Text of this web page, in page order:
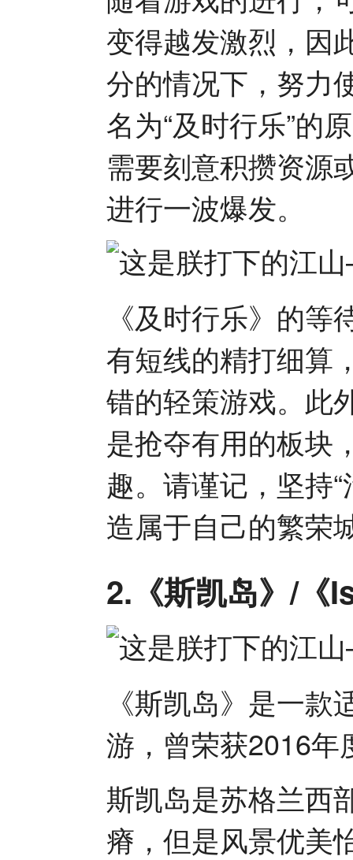
变得越发激烈，因
分的情况下，努力
名为“及时行乐”
需要刻意积攒资源
进行一波爆发。
《及时行乐》的
有短线的精打细算
错的轻策游戏。此
是抢夺有用的板块
趣。请谨记，坚持
造属于自己的繁荣
2.《斯凯岛》/《
《斯凯岛》是一
游，曾荣获2016年
斯凯岛是苏格兰西
瘠，但是风景优美